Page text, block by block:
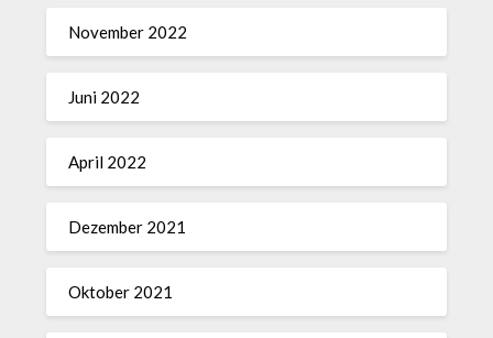
November 2022
Juni 2022
April 2022
Dezember 2021
Oktober 2021